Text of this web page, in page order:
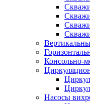
Консольно-
Насосы